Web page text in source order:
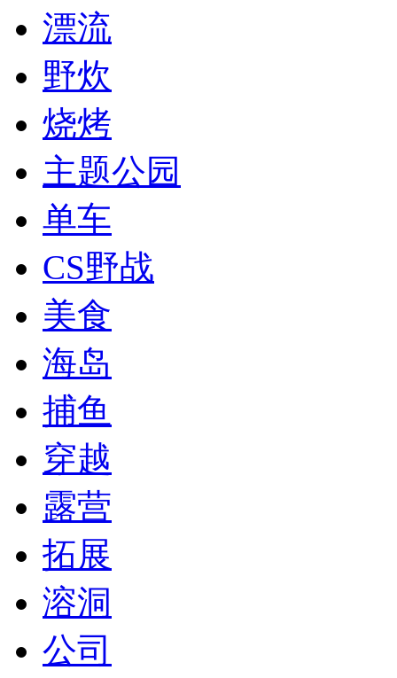
漂流
野炊
烧烤
主题公园
单车
CS野战
美食
海岛
捕鱼
穿越
露营
拓展
溶洞
公司